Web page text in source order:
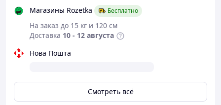
Магазины Rozetka
Бесплатно
На заказ до 15 кг и 120 см
Доставка 10 - 12 августа
Нова Пошта
Смотреть всё